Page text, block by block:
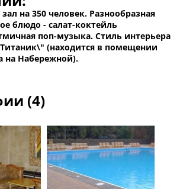
на 350 человек. Разнообразная
блюдо - салат-коктейль
поп-музыка. Стиль интерьера
(находится в помещении
на Набережной).
(4)